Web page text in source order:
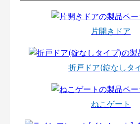
片開きドア
折戸ドア(錠なしタ
ねこゲート